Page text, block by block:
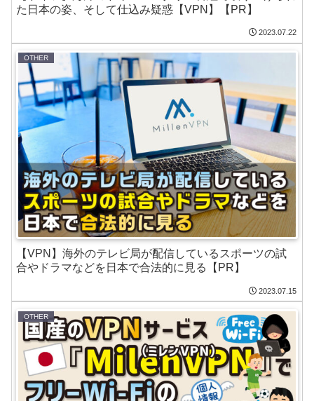
た日本の姿、そして仕込み疑惑【VPN】【PR】
2023.07.22
OTHER
【VPN】海外のテレビ局が配信しているスポーツの試
合やドラマなどを日本で合法的に見る【PR】
2023.07.15
OTHER